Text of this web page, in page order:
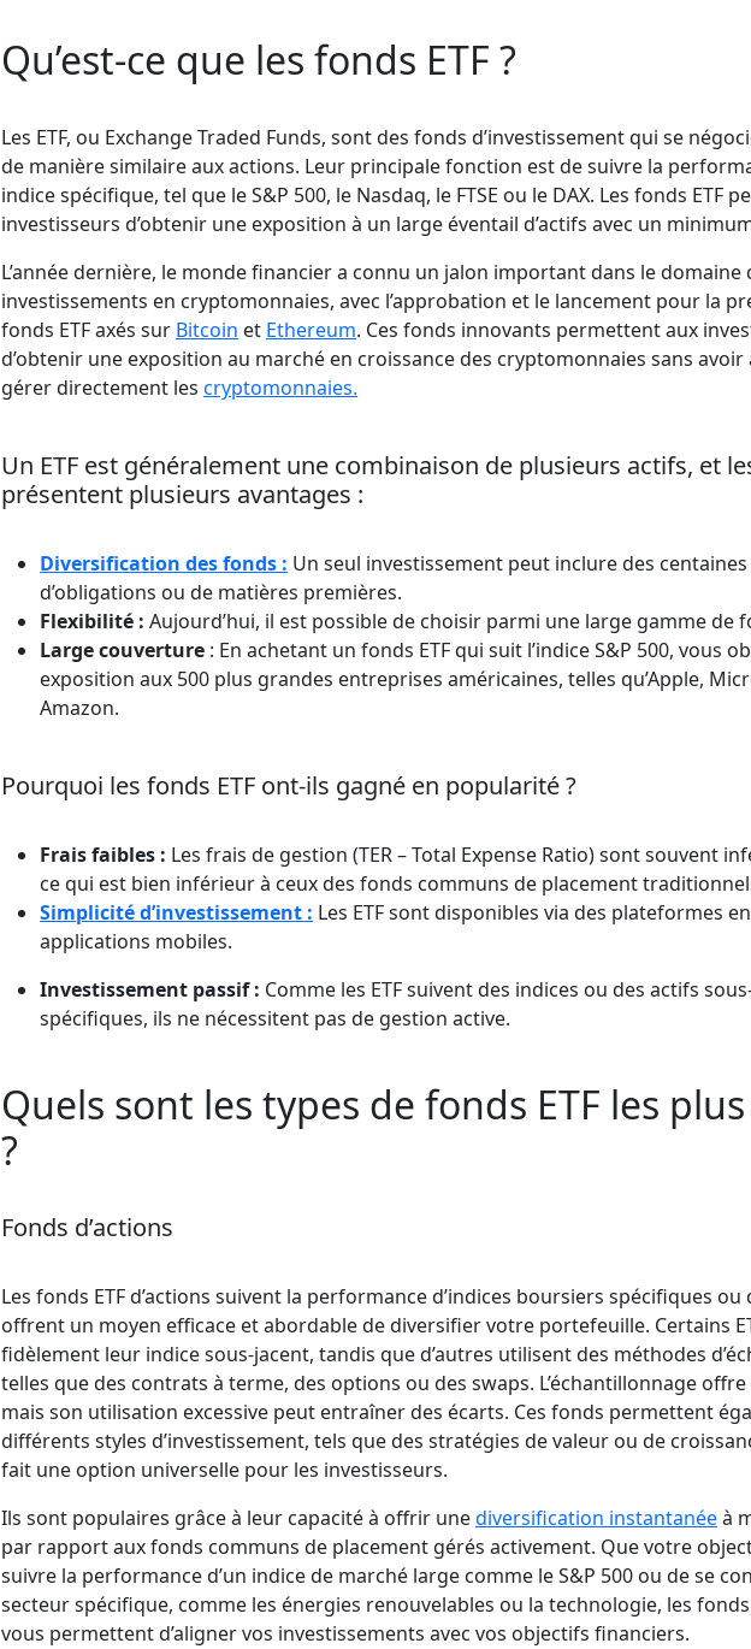
Qu’est-ce que les fonds ETF ?
Les ETF, ou Exchange Traded Funds, sont des fonds d’investissement qui se
de manière similaire aux actions. Leur principale fonction est de suivre la
indice spécifique, tel que le S&P 500, le Nasdaq, le FTSE ou le DAX. Les fonds ETF
investisseurs d’obtenir une exposition à un large éventail d’actifs avec un
L’année dernière, le monde financier a connu un jalon important dans le domaine
investissements en cryptomonnaies, avec l’approbation et le lancement pour la
fonds ETF axés sur Bitcoin et Ethereum. Ces fonds innovants permettent aux
d’obtenir une exposition au marché en croissance des cryptomonnaies sans avoir
gérer directement les cryptomonnaies.
Un ETF est généralement une combinaison de plusieurs actifs, et
présentent plusieurs avantages :
Diversification des fonds : Un seul investissement peut inclure des centaines
d’obligations ou de matières premières.
Flexibilité : Aujourd’hui, il est possible de choisir parmi une large gamme de
Large couverture : En achetant un fonds ETF qui suit l’indice S&P 500, vous
exposition aux 500 plus grandes entreprises américaines, telles qu’Apple,
Amazon.
Pourquoi les fonds ETF ont-ils gagné en popularité ?
Frais faibles : Les frais de gestion (TER – Total Expense Ratio) sont souvent
ce qui est bien inférieur à ceux des fonds communs de placement
Simplicité d’investissement : Les ETF sont disponibles via des plateformes
applications mobiles.
Investissement passif : Comme les ETF suivent des indices ou des actifs
spécifiques, ils ne nécessitent pas de gestion active.
Quels sont les types de fonds ETF les
?
Fonds d’actions
Les fonds ETF d’actions suivent la performance d’indices boursiers spécifiques ou
offrent un moyen efficace et abordable de diversifier votre portefeuille. Certains
fidèlement leur indice sous-jacent, tandis que d’autres utilisent des méthodes
telles que des contrats à terme, des options ou des swaps. L’échantillonnage
mais son utilisation excessive peut entraîner des écarts. Ces fonds permettent
différents styles d’investissement, tels que des stratégies de valeur ou de
fait une option universelle pour les investisseurs.
Ils sont populaires grâce à leur capacité à offrir unediversification instantanéeà
par rapport aux fonds communs de placement gérés activement. Que votre
suivre la performance d’un indice de marché large comme le S&P 500 ou de se
secteur spécifique, comme les énergies renouvelables ou la technologie, les fonds
vous permettent d’aligner vos investissements avec vos objectifs financiers.